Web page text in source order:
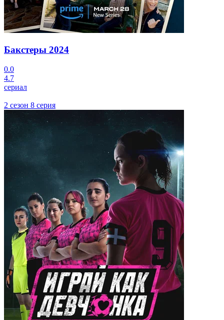
Бакстеры 2024
0.0
4.7
сериал
2 сезон 8 серия